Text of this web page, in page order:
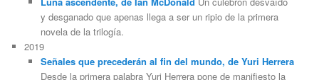
y desganado que apenas llega a ser un ripio de la primera
novela de la trilogía.
2019
Señales que precederán al fin del mundo, de Yuri Herrera
Desde la primera palabra Yuri Herrera pone de manifiesto la